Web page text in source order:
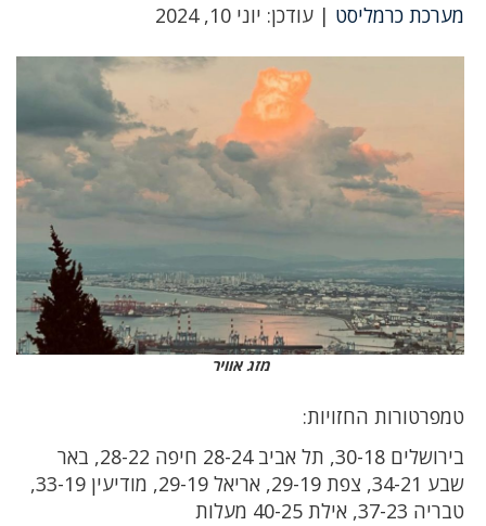
מערכת כרמליסט | עודכן: יוני 10, 2024
מזג אוויר
טמפרטורות החזויות:
בירושלים 30-18, תל אביב 28-24 חיפה 28-22, באר
שבע 34-21, צפת 29-19, אריאל 29-19, מודיעין 33-19,
טבריה 37-23, אילת 40-25 מעלות